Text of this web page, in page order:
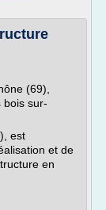
(69),
bois sur-
est
et de
en